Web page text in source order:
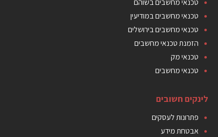
טכנאי מחשבים בשוהם
טכנאי מחשבים במודיעין
טכנאי מחשבים בירושלים
הזמנת טכנאי מחשבים
טכנאי מק
טכנאי מחשבים
לינקים חשובים
פתרונות לעסקים
אבטחת מידע